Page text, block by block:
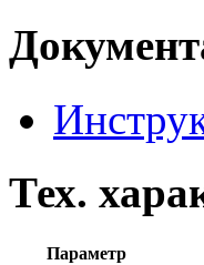
Тех.
Параметр